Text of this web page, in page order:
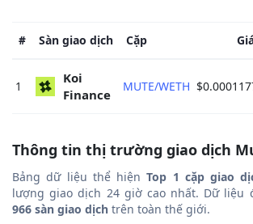
# Sàn giao dịch Cặp
1
Koi
Finance
MUTE/WETH
Thông tin thị trường giao dịch
Bảng dữ liệu thể hiệnTop 1 cặp giao
lượng giao dịch 24 giờ cao nhất. Dữ liệu
966 sàn giao dịch trên toàn thế giới.